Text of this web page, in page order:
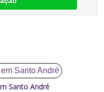
Santo André